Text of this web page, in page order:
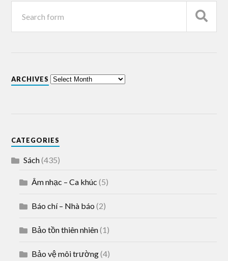
ARCHIVES
CATEGORIES
Sách(435)
Âm nhạc – Ca khúc (5)
Báo chí – Nhà báo (2)
Bảo tồn thiên nhiên(1)
Bảo vệ môi trường(4)